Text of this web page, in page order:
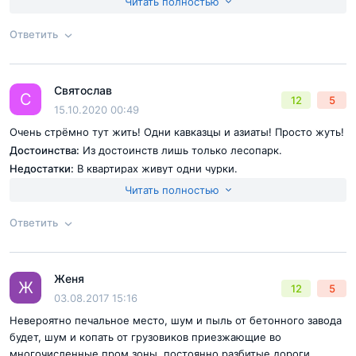
"В Котельники он, гад, рвётся"
охарактеризовать демографическую картину в
Согласен справилами публикациина сайте
Отправить комментарий
поблизости полно автосервисов, детейлингов, на случай если
что-то сломается или просто захочется чистого салона.
Ответить
Ответ на отзыв
Согласен справилами публикациина сайте
Отправить комментарий
С Святослав
15.10.2020 00:49
12 5
Очень стрёмно тут жить! Одни кавказцы и азиаты! Просто жуть!
Достоинства: Из достоинств лишь только лесопарк.
Недостатки: В квартирах живут одни чурки.
Читать полностью
Ответить
Ответ на отзыв
Ж Женя
03.08.2017 15:16
12 5
Невероятно печальное место, шум и пыль от бетонного завода
будет, шум и копать от грузовиков приезжающие во